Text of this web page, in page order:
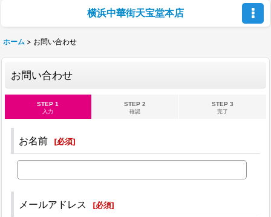
横浜中華街天宝堂本店
ホーム > お問い合わせ
お問い合わせ
STEP 1
入力
STEP 2
確認
STEP 3
完了
お名前 [必須]
メールアドレス [必須]